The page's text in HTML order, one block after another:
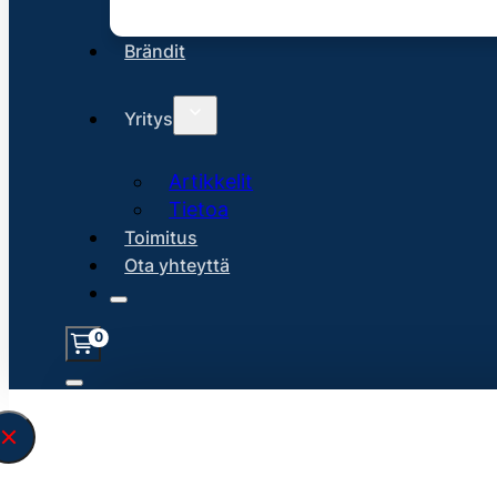
Brändit
Yritys
Artikkelit
Tietoa
Toimitus
Ota yhteyttä
0